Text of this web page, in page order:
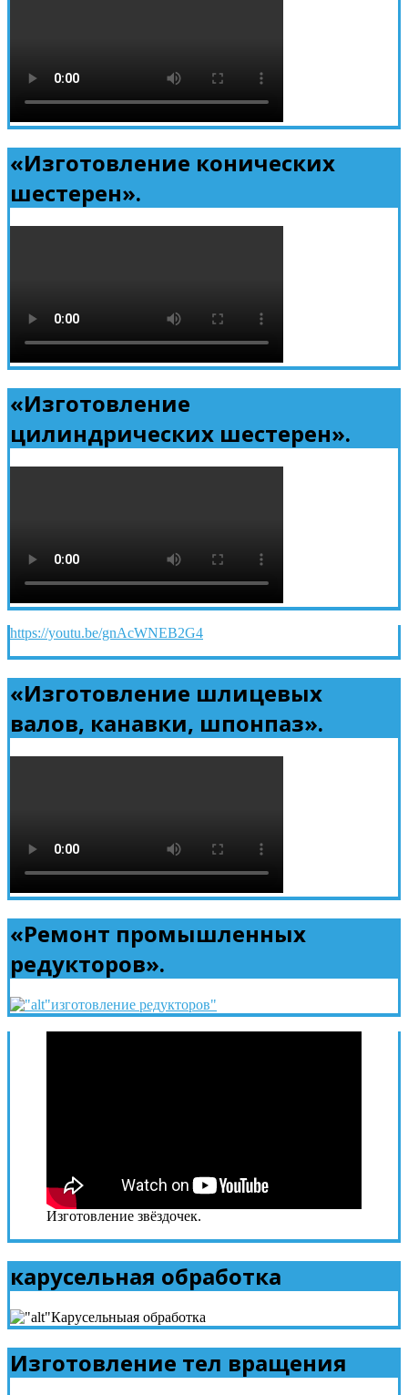
«Изготовление конических
шестерен».
«Изготовление
цилиндрических шестерен».
https://youtu.be/gnAcWNEB2G4
«Изготовление шлицевых
валов, канавки, шпонпаз».
«Ремонт промышленных
редукторов».
Изготовление звёздочек.
карусельная обработка
Изготовление тел вращения